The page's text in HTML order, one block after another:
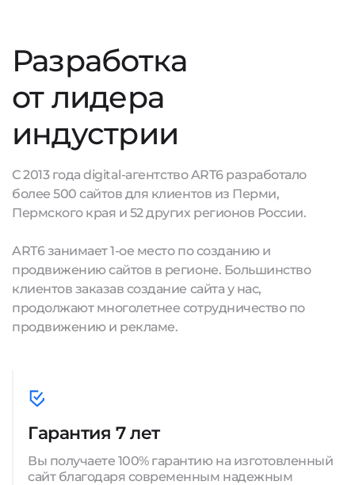
Разработка
от лидера
индустрии
С 2013 года digital-агентство ART6 разработало
более 500 сайтов для клиентов из Перми,
Пермского края и 52 других регионов России.
ART6 занимает 1-ое место по созданию и
продвижению сайтов в регионе. Большинство
клиентов заказав создание сайта у нас,
продолжают многолетнее сотрудничество по
продвижению и рекламе.
Гарантия 7 лет
Вы получаете 100% гарантию на изготовленный
сайт благодаря современным надежным